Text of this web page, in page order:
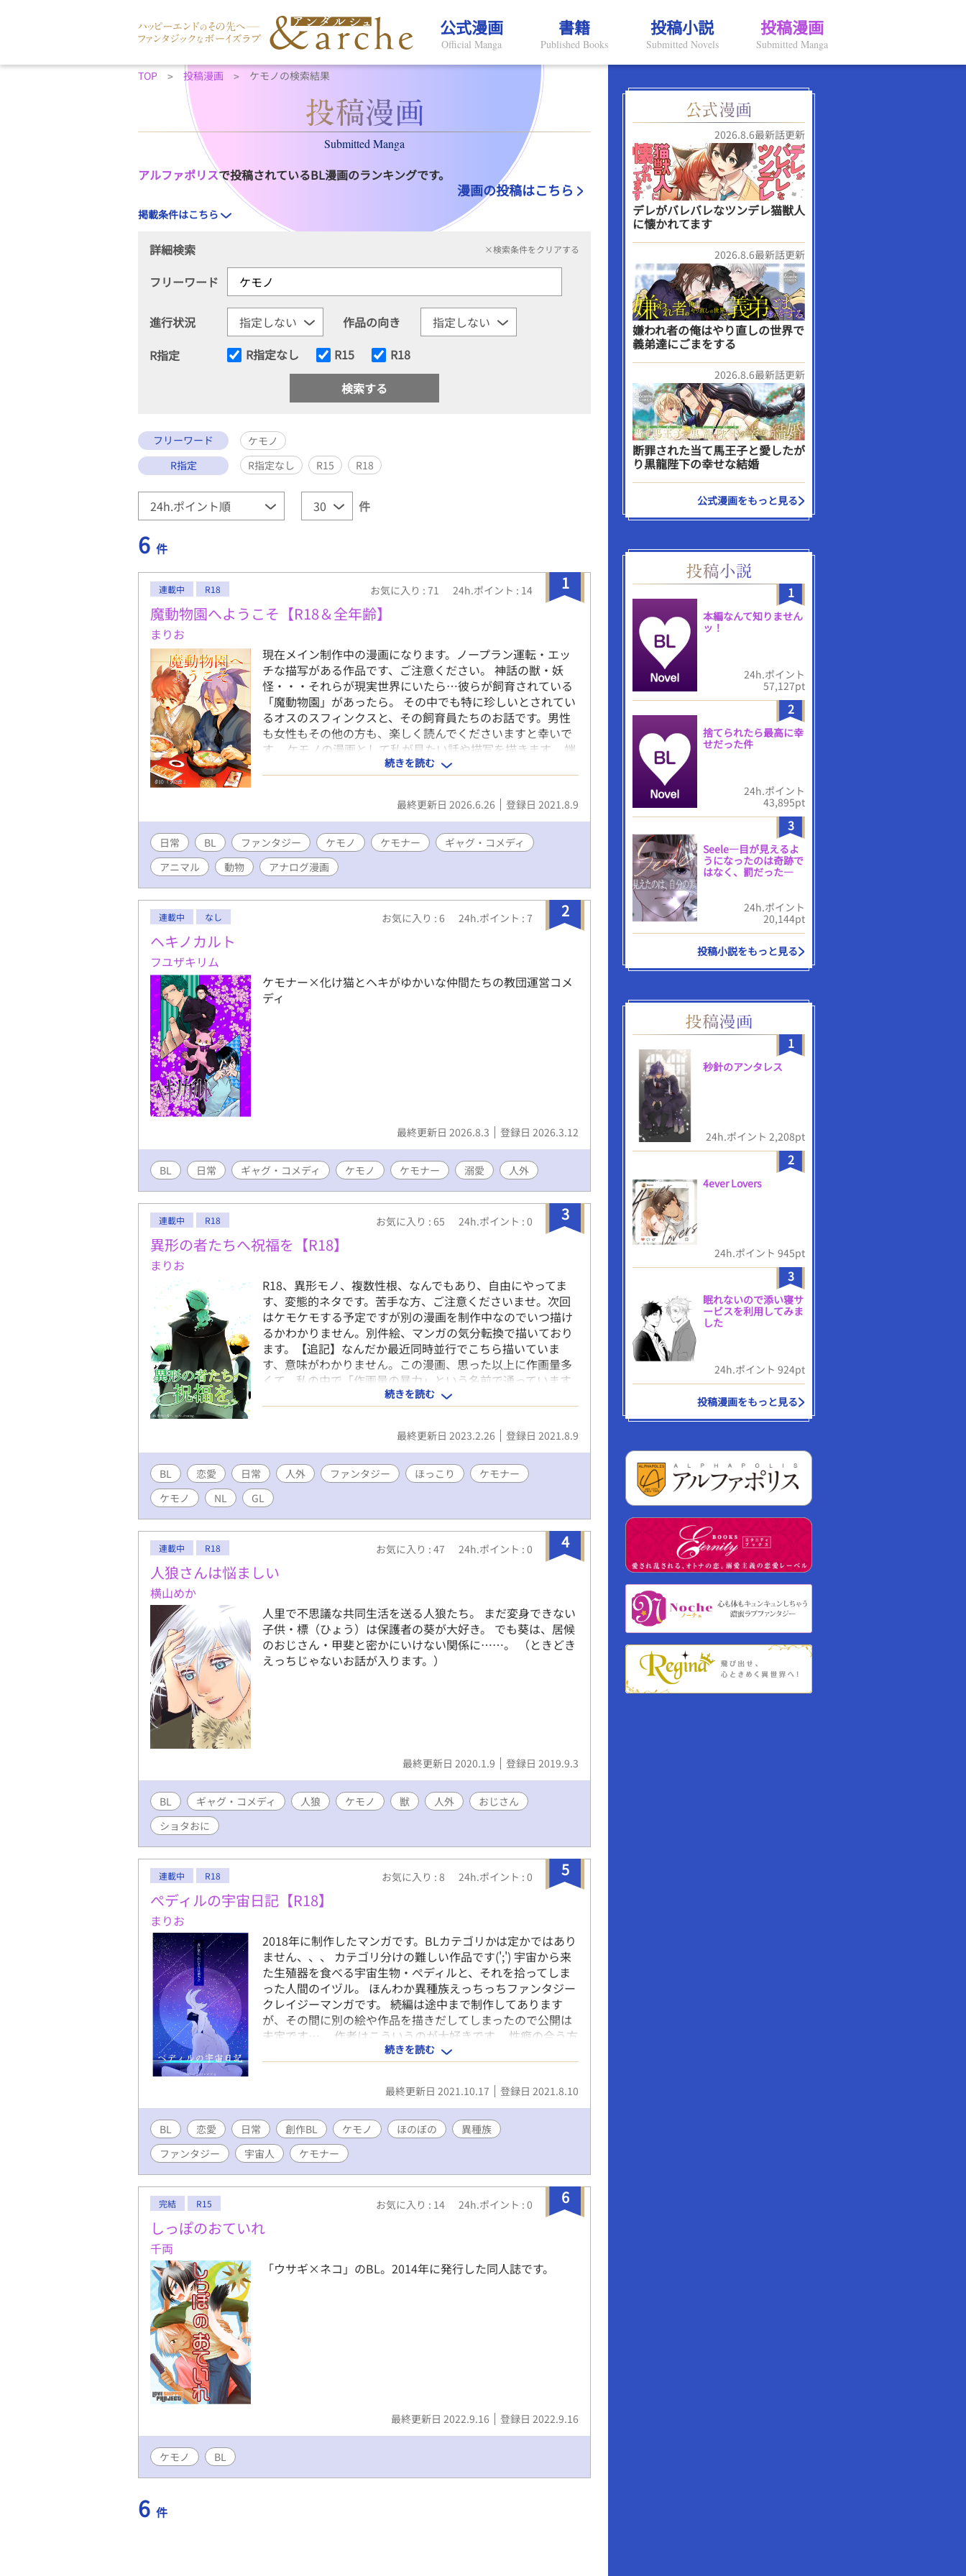
公式漫画
Official Manga
書籍
Published Books
投稿小説
Submitted Novels
投稿漫画
Submitted Manga
TOP 投稿漫画 ケモノの検索結果
Submitted Manga
アルファポリスで投稿されているBL漫画のランキングです。
漫画の投稿はこちら
掲載条件はこちら
詳細検索 ×検索条件をクリアする
フリーワード
進行状況
作品の向き
R指定
R指定なし R15 R18
フリーワード
ケモノ
R指定
R指定なし R15 R18
件
6 件
1
連載中 R18 お気に入り : 71 24h.ポイント : 14
魔動物園へようこそ【R18＆全年齢】
まりお
現在メイン制作中の漫画になります。ノープラン運転・エッ
チな描写がある作品です、ご注意ください。 神話の獣・妖
怪・・・それらが現実世界にいたら…彼らが飼育されている
「魔動物園」があったら。 その中でも特に珍しいとされてい
るオスのスフィンクスと、その飼育員たちのお話です。男性
も女性もその他の方も、楽しく読んでくださいますと幸いで
す。 ケモノの漫画として私が見たい話や描写を描きます。 端
的にいいますとケモケモのおちんがとっても見たい！でも外
には無かった！そうだ！自分で描こう！のノリです。汚れた
人間ですごめんなさい。 きれいなエロを描きたい、そんなテ
ンションで描いておりますよろしくお願いします。
続きを読む
最終更新日 2026.6.26 登録日 2021.8.9
日常 BL ファンタジー ケモノ ケモナー
ギャグ・コメディ
アニマル
動物 アナログ漫画
2
連載中 なし お気に入り : 6 24h.ポイント : 7
ヘキノカルト
フユザキリム
ケモナー×化け猫とヘキがゆかいな仲間たちの教団運営コメ
ディ
最終更新日 2026.8.3 登録日 2026.3.12
BL 日常 ギャグ・コメディ ケモノ ケモナー 溺愛 人外
3
連載中 R18 お気に入り : 65 24h.ポイント : 0
異形の者たちへ祝福を【R18】
まりお
R18、異形モノ、複数性根、なんでもあり、自由にやってま
す、変態的ネタです。苦手な方、ご注意くださいませ。次回
はケモケモする予定ですが別の漫画を制作中なのでいつ描け
るかわかりません。別件絵、マンガの気分転換で描いており
ます。【追記】なんだか最近同時並行でこちら描いていま
す、意味がわかりません。この漫画、思った以上に作画量多
くて、私の中で「作画量の暴力」という名前で通っています
よろしくお願いいたします。続きを読む
最終更新日 2023.2.26 登録日 2021.8.9
BL 恋愛 日常 人外 ファンタジー ほっこり
ケモナー
ケモノ
NL GL
4
連載中 R18 お気に入り : 47 24h.ポイント : 0
人狼さんは悩ましい
横山めか
人里で不思議な共同生活を送る人狼たち。 まだ変身できない
子供・標（ひょう）は保護者の葵が大好き。 でも葵は、居候
のおじさん・甲斐と密かにいけない関係に……。 （ときどき
えっちじゃないお話が入ります。）
最終更新日 2020.1.9 登録日 2019.9.3
BL ギャグ・コメディ 人狼 ケモノ 獣 人外
おじさん
ショタおに
5
連載中 R18 お気に入り : 8 24h.ポイント : 0
ぺディルの宇宙日記【R18】
まりお
2018年に制作したマンガです。BLカテゴリかは定かではあり
ません、、、 カテゴリ分けの難しい作品です(';') 宇宙から来
た生殖器を食べる宇宙生物・ぺディルと、それを拾ってしま
った人間のイヅル。 ほんわか異種族えっちっちファンタジー
クレイジーマンガです。 続編は途中まで制作してあります
が、その間に別の絵や作品を描きだしてしまったので公開は
未定です…。 作者はこういうのが大好きです、 性癖の合う方
いらっしゃれば幸いです。 Pixivにてあげていたマンガをこち
らでも公開しています。 ご興味ございましたらそちらにも是
非遊びにいらしてください、イラスト多めです(*'ω'*)
続きを読む
最終更新日 2021.10.17 登録日 2021.8.10
BL 恋愛 日常 創作BL ケモノ ほのぼの
異種族
ファンタジー
宇宙人 ケモナー
6
完結 R15 お気に入り : 14 24h.ポイント : 0
しっぽのおていれ
千両
「ウサギ×ネコ」のBL。2014年に発行した同人誌です。
最終更新日 2022.9.16 登録日 2022.9.16
ケモノ BL
6 件
2026.8.6最新話更新
デレがバレバレなツンデレ猫獣人
に懐かれてます
2026.8.6最新話更新
嫌われ者の俺はやり直しの世界で
義弟達にごまをする
2026.8.6最新話更新
断罪された当て馬王子と愛したが
り黒龍陛下の幸せな結婚
公式漫画をもっと見る
1
本編なんて知りません
ッ！
24h.ポイント
57,127pt
2
捨てられたら最高に幸
せだった件
24h.ポイント
43,895pt
3
Seele―目が見えるよ
うになったのは奇跡で
はなく、罰だった―
24h.ポイント
20,144pt
投稿小説をもっと見る
1
秒針のアンタレス
24h.ポイント 2,208pt
2
4ever Lovers
24h.ポイント 945pt
3
眠れないので添い寝サ
ービスを利用してみま
した
24h.ポイント 924pt
投稿漫画をもっと見る